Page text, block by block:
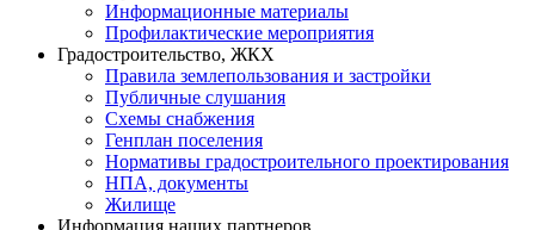
Информационные материалы
Профилактические мероприятия
Градостроительство, ЖКХ
Правила землепользования и застройки
Публичные слушания
Схемы снабжения
Генплан поселения
Нормативы градостроительного проектирования
НПА, документы
Жилище